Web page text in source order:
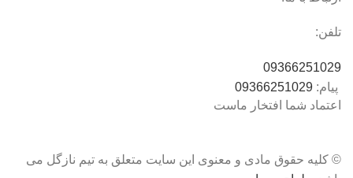
تلفن:
09366251029
پیام: 09366251029
اعتماد شما افتخار ماست
© کلیه حقوق مادی و معنوی این سایت متعلق به تیم نازگل می